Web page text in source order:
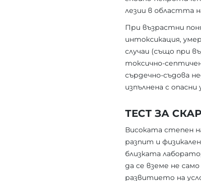
лезии в областта
При възрастни
интоксикация,
случаи (също при
токсично-
сърдечно-съдова
изпълнена с опасни
ТЕСТ ЗА
Високата степен
разпит и
близката
да се вземе не
развитието на